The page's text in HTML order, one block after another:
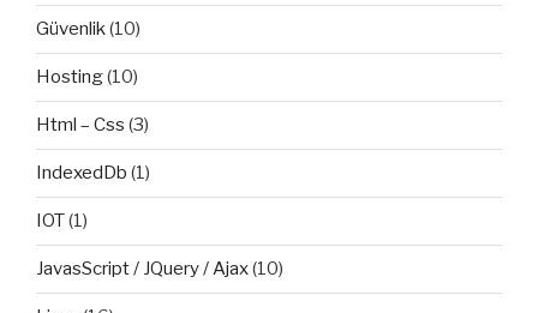
Güvenlik(10)
Hosting(10)
Html – Css (3)
IndexedDb (1)
IOT(1)
JavasScript / JQuery / Ajax(10)